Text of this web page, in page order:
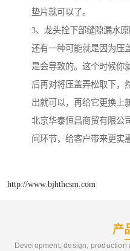
垫片就可以了。
3、龙头拴下部缝隙漏水原
还有一种可能就是因为压
是会导致的。这个时候你
后再对将压盖弄松取下，
出就可以，再给它更换上
北京华泰恒昌商贸有限公
间环节，给客户带来更实
http://www.bjhthcsm.com
产
Development, design,